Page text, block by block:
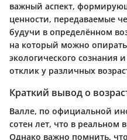
важный аспект,
ценности, передаваемые
будучи в определённом
на который можно
экологического сознания
отклик у различных
Краткий вывод о
Валле, по официальной
сотен лет, что в реальном
Однако важно помнить,